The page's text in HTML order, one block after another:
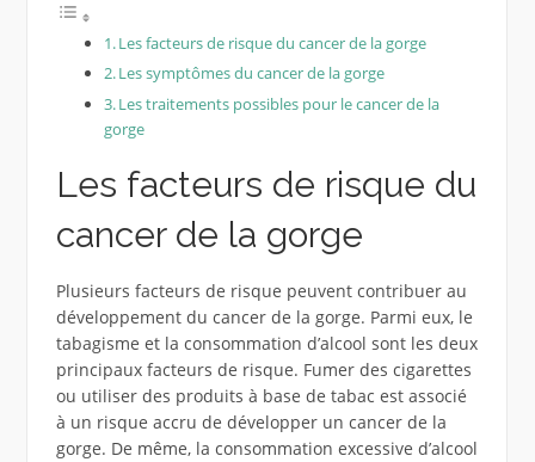
Les facteurs de risque du cancer de la gorge
Les symptômes du cancer de la gorge
Les traitements possibles pour le cancer de la
gorge
Les facteurs de risque du
cancer de la gorge
Plusieurs facteurs de risque peuvent contribuer au
développement du cancer de la gorge. Parmi eux, le
tabagisme et la consommation d’alcool sont les deux
principaux facteurs de risque. Fumer des cigarettes
ou utiliser des produits à base de tabac est associé
à un risque accru de développer un cancer de la
gorge. De même, la consommation excessive d’alcool